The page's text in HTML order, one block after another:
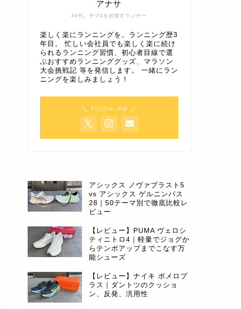
40代。サブ4を目指すランナー
アナサ
楽しく楽にランニングを。ランニング歴3
年目。 忙しい会社員でも楽しく楽に続け
られるランニング習慣、初心者目線で選
ぶおすすめランニンググッズ、マラソン
大会挑戦記 等を発信します。 一緒にラン
ニングを楽しみましょう！
＼ Follow me ／
アシックス ノヴァブラスト5
vs アシックス ゲルニンバス
28｜50テーマ別で徹底比較レ
ビュー
【レビュー】PUMA ヴェロシ
ティニトロ4｜軽量でジョグか
らテンポアップまでこなす万
能シューズ
【レビュー】ナイキ ボメロプ
ラス｜ダントツのクッショ
ン、反発、汎用性